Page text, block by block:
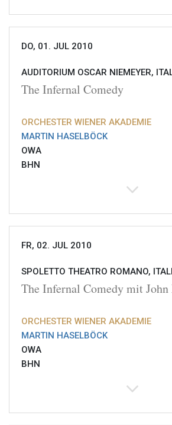
DO, 01. JUL 2010
AUDITORIUM OSCAR NIEMEYER,
The Infernal Comedy
ORCHESTER WIENER AKADEMIE
MARTIN HASELBÖCK
OWA
BHN
FR, 02. JUL 2010
SPOLETTO THEATRO ROMANO,
The Infernal Comedy mit
ORCHESTER WIENER AKADEMIE
MARTIN HASELBÖCK
OWA
BHN